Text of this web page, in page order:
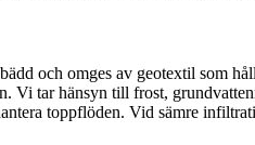
och omges av geotextil som
Vi tar hänsyn till frost,
toppflöden. Vid sämre